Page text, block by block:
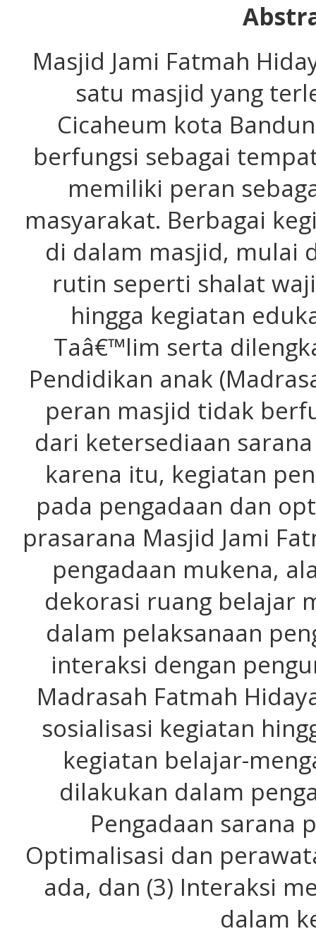
Masjid Jami Fatmah
satu masjid yang
Cicaheum kota
berfungsi sebagai
memiliki peran
masyarakat. Berbagai
di dalam masjid, mulai
rutin seperti shalat
hingga kegiatan
Taâ€™lim serta
Pendidikan anak
peran masjid tidak
dari ketersediaan
karena itu, kegiatan
pada pengadaan dan
prasarana Masjid Jami
pengadaan mukena,
dekorasi ruang belajar
dalam pelaksanaan
interaksi dengan
Madrasah Fatmah
sosialisasi kegiatan
kegiatan belajar-
dilakukan dalam
Pengadaan sarana
Optimalisasi dan
ada, dan (3) Interaksi
dalam